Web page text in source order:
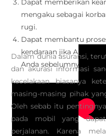
Dapat memberikan
mengaku sebagai
rugi.
Dapat membantu
kendaraan jika Anda
Anda sebelumnya.
Dalam dunia asuransi,
dan akurasi informasi
kecelakaan biasanya
masing-masing pihak
Oleh sebab itu
pada mobil yang
perjalanan. Karena